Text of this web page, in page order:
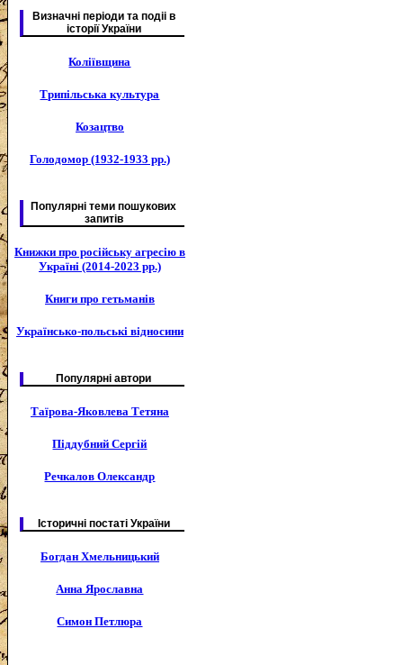
Визначні періоди та подіі в
історії України
Коліївщина
Трипільська культура
Козацтво
Голодомор (1932-1933 рр.)
Популярні теми пошукових
запитів
Книжки про російську агресію в
Україні (2014-2023 рр.)
Книги про гетьманів
Українсько-польські відносини
Популярні автори
Таїрова-Яковлева Тетяна
Піддубний Сергій
Речкалов Олександр
Історичні постаті України
Богдан Хмельницький
Анна Ярославна
Симон Петлюра